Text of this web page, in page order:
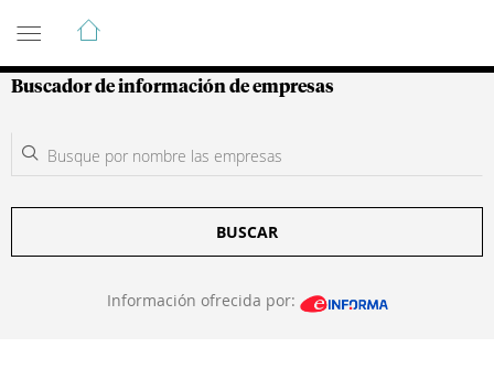
Guía de Empresas Colombianas
Buscador de información de empresas
BUSCAR
Información ofrecida por: